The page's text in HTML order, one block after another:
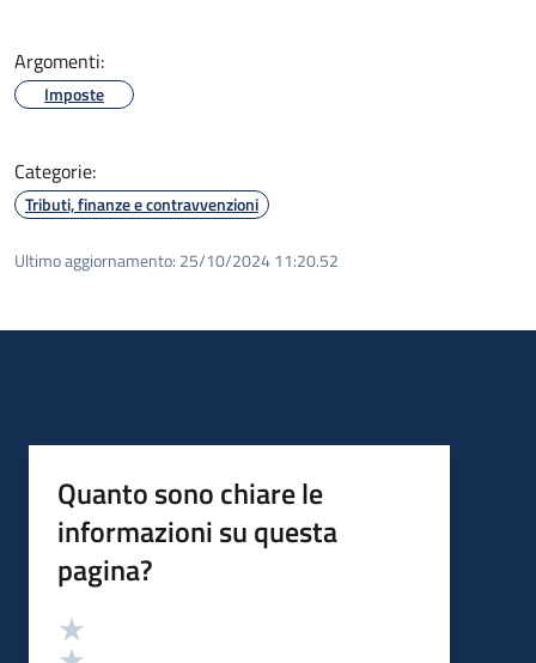
Argomenti:
Imposte
Categorie:
Tributi, finanze e contravvenzioni
Ultimo aggiornamento: 25/10/2024 11:20.52
Quanto sono chiare le
informazioni su questa
pagina?
Valutazione